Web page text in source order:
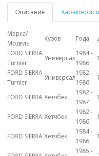
Описание
Марка/
Модель
Кузов Года
FORD SIERRA
Turnier
Универсал
1984 -
1986
FORD SIERRA
Turnier
Универсал
1982 -
1986
FORD SIERRA Хетчбек
1982 -
1987
FORD SIERRA Хетчбек
1982 -
1986
FORD SIERRA Хетчбек
1984 -
1986
1985 -